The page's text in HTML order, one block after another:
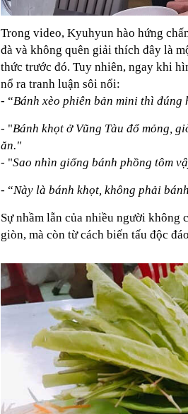
Trong video, Kyuhyun hào hứng
đà và không quên giải thích đây là
thức trước đó. Tuy nhiên, ngay khi
nổ ra tranh luận sôi nổi:
- “Bánh xèo phiên bản mini thì
- "Bánh khọt ở Vũng Tàu đổ mỏng,
ăn."
- "Sao nhìn giống bánh phồng tôm
- “Này là bánh khọt, không phải
Sự nhầm lẫn của nhiều người
giòn, mà còn từ cách biến tấu độc